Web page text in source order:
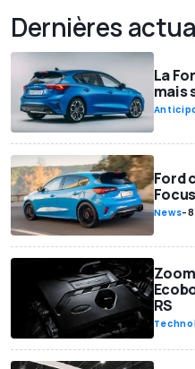
Dernières
La
mais
Ford
Focus
News-
RS